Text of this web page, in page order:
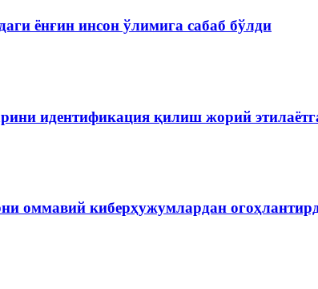
ёнғин инсон ўлимига сабаб бўлди
идентификация қилиш жорий
оммавий киберҳужумлардан